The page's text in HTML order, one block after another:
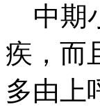
中期
疾，而
多由上